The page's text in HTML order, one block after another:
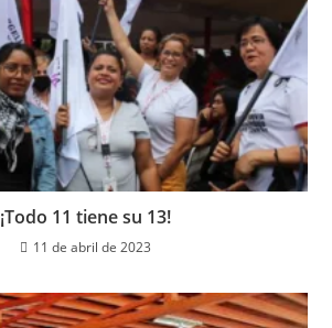
¡Todo 11 tiene su 13!
11 de abril de 2023